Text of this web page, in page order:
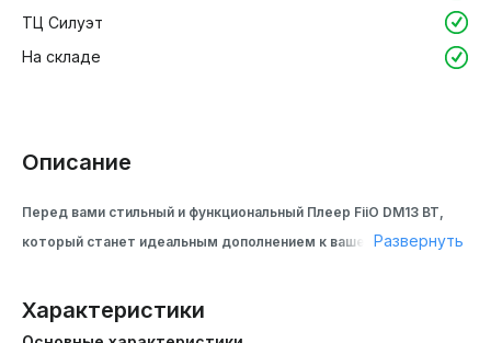
ТЦ Силуэт
На складе
Описание
Перед вами стильный и функциональный Плеер FiiO DM13 BT,
который станет идеальным дополнением к вашей музыкальной
современные технологии и непревзойденное качество звука.
Развернуть
Характеристики